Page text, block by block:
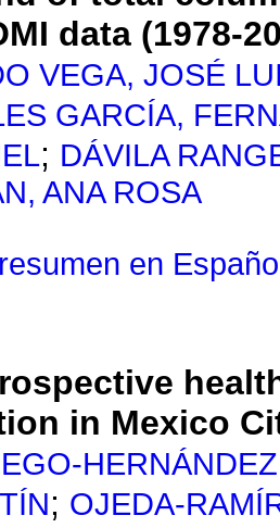
data (1978-
VEGA, JOSÉ
GARCÍA,
; DÁVILA
ANA ROSA
resumen en
in Mexico
; OJEDA-